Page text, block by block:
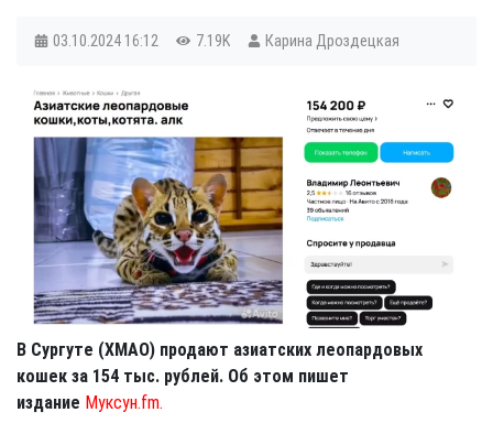
03.10.2024 16:12 7.19K Карина Дроздецкая
В Сургуте (ХМАО) продают азиатских леопардовых
кошек за 154 тыс. рублей. Об этом пишет
издание Муксун.fm.